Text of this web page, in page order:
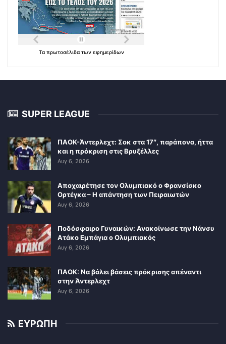
Τα πρωτοσέλιδα των εφημερίδων
SUPER LEAGUE
ΠΑΟΚ-Άντερλεχτ: Σοκ στα 17″, παράπονα, ήττα
και η πρόκριση στις Βρυξέλλες
Αυγ 6, 2026
Αποχαιρέτησε τον Ολυμπιακό ο Φρανσίσκο
Ορτέγκα – Η απάντηση των Πειραιωτών
Αυγ 6, 2026
Ποδόσφαιρο Γυναικών: Ανακοίνωσε την Νάνσυ
Ατάκο Εμπάγια ο Ολυμπιακός
Αυγ 6, 2026
ΠΑΟΚ: Να βάλει βάσεις πρόκρισης απέναντι
στην Άντερλεχτ
Αυγ 6, 2026
ΕΥΡΩΠΗ